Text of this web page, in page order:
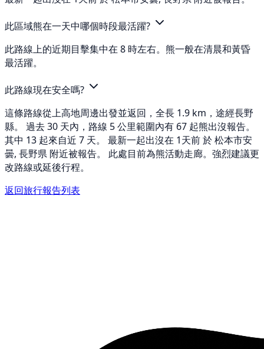
此區域熊在一天中哪個時段最活躍?
此路線上的近期目擊集中在 8 時左右。熊一般在清晨和黃昏
最活躍。
此路線現在安全嗎?
這條路線從上高地周邊出發並返回，全長 1.9 km，途經長野
縣。 過去 30 天內，路線 5 公里範圍內有 67 起熊出沒報告。
其中 13 起來自近 7 天。 最新一起出沒在 1天前 於 松本市安
曇, 長野県 附近被報告。 此處目前為熊活動走廊。強烈建議更
改路線或延後行程。
返回旅行報告列表